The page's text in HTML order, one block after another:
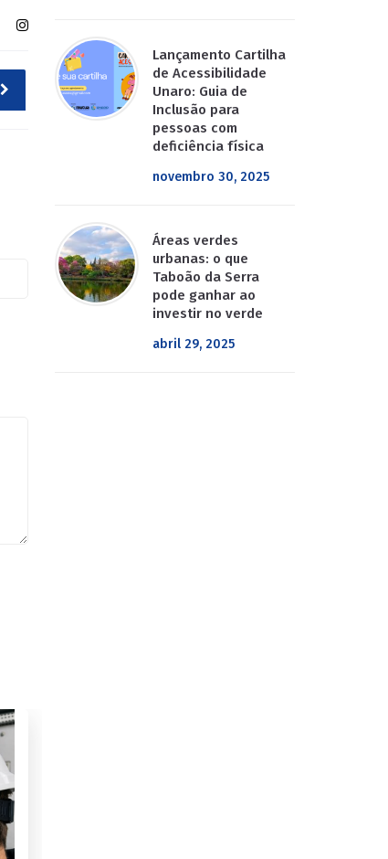
Lançamento Cartilha
de Acessibilidade
Unaro: Guia de
Inclusão para
pessoas com
deficiência física
novembro 30, 2025
Áreas verdes
urbanas: o que
Taboão da Serra
pode ganhar ao
investir no verde
abril 29, 2025